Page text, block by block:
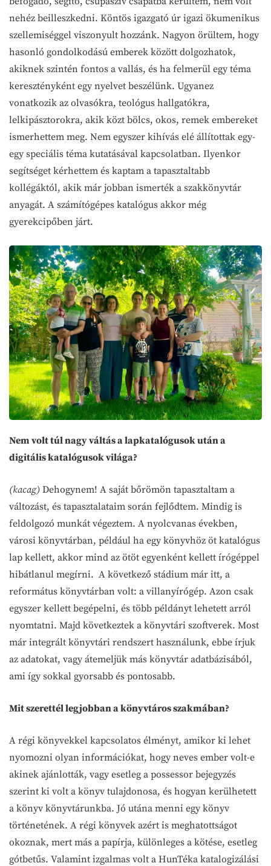
nehéz beilleszkedni. Köntös igazgató úr igazi ökumenikus
szellemiséggel viszonyult hozzánk. Nagyon örültem, hogy
hasonló gondolkodású emberek között dolgozhatok,
akiknek szintén fontos a vallás, és ha felmerül egy téma
keresztényként egy nyelvet beszélünk. Ugyanez
vonatkozik az olvasókra, teológus hallgatókra,
lelkipásztorokra, akik közt bölcs, okos, remek embereket
ismerhettem meg. Nem egyszer kihívás elé állítottak egy-
egy speciális téma kutatásával kapcsolatban. Ilyenkor
segítséget kérhettem és kaptam a tapasztaltabb
kollégáktól, akik már jobban ismerték a szakkönyvtár
anyagát. A számítógépes katalógus akkor még
gyerekcipőben járt.
Nem volt túl nagy váltás a lapkatalógusok után a
digitális katalógusok világa?
(kacag) Dehogynem! A saját bőrömön tapasztaltam a
változást, és tapasztalataim során fejlődtem. Mindig is
feldolgozó munkát végeztem. A nyolcvanas években,
városi könyvtárban, például ha egy könyvhöz öt katalógus
lap kellett, akkor mind az ötöt egyenként kellett írógéppel
hibátlanul megírni. A következő stádium már itt, a
református könyvtárban volt: a villanyírógép. Azon csak
egyszer kellett begépelni, és több példányt lehetett arról
nyomtatni. Majd következtek a könyvtári szoftverek. Most
már integrált könyvtári rendszert használunk, ebbe írjuk
az adatokat, vagy átemeljük más könyvtár adatbázisából,
ami így sokkal gyorsabb és pontosabb.
Mit szerettél legjobban a könyvtáros szakmában?
A régi könyvekkel kapcsolatos élményt, amikor ki lehet
nyomozni olyan információkat, hogy neves ember volt-e
akinek ajánlották, vagy esetleg a possessor bejegyzés
szerint ki volt a könyv tulajdonosa, és hogyan kerülhetett
a könyv könyvtárunkba. Jó utána menni egy könyv
történetének. A régi könyvek azért is meghatottságot
okoznak, mert más a papírja, különleges a kötése, esetleg
gótbetűs. Valamint izgalmas volt a HunTéka katalogizálási